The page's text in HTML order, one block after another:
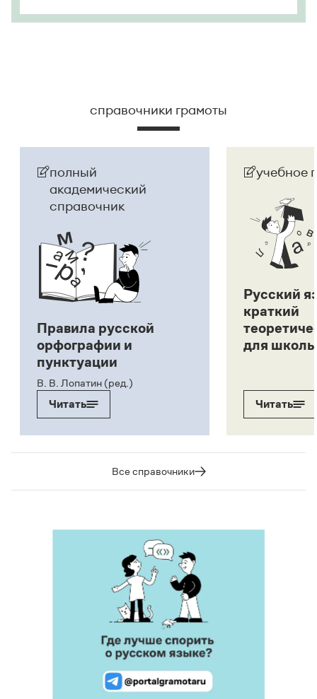
справочники грамоты
полный
академический
справочник
Правила русской
орфографии и
пунктуации
В. В. Лопатин (ред.)
Читать
учебное
Русский
краткий
для
Читать
Все справочники